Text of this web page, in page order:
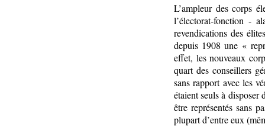
L’ampleur des corps
l’électorat-fonction -
revendications des
depuis 1908 une «
effet, les nouveaux
quart des conseillers
sans rapport avec les
étaient seuls à disposer
être représentés sans
plupart d’entre eux